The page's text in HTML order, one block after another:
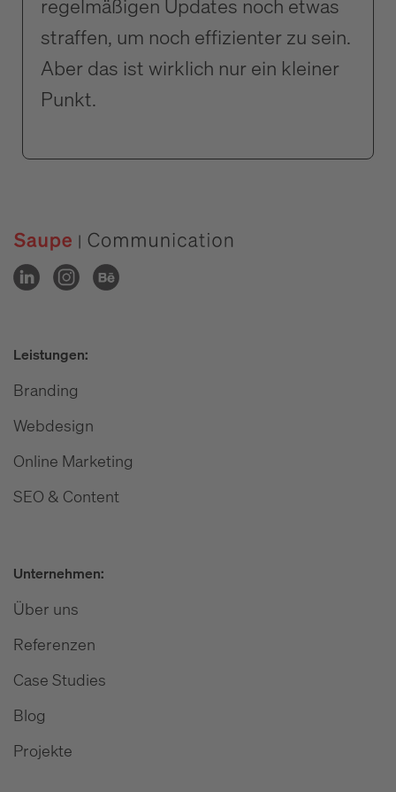
regelmäßigen Updates noch etwas
straffen, um noch effizienter zu sein.
Aber das ist wirklich nur ein kleiner
Punkt.
Leistungen:
Branding
Webdesign
Online Marketing
SEO & Content
Unternehmen:
Über uns
Referenzen
Case Studies
Blog
Projekte